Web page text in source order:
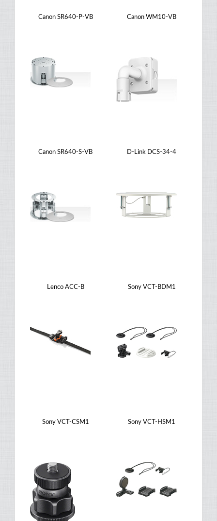
Canon SR640-P-VB Canon WM10-VB
Canon SR640-S-VB D-Link DCS-34-4
Lenco ACC-B Sony VCT-BDM1
Sony VCT-CSM1 Sony VCT-HSM1